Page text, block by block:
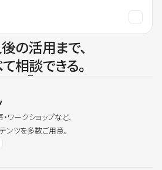
の活用まで、
相談できる。
ワークショップなど、
ンツを多数ご用意。